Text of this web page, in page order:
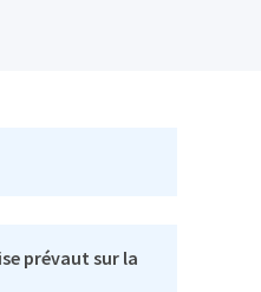
prévaut sur la